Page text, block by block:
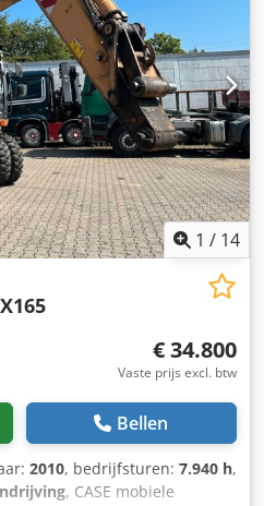
1 / 14
€ 34.800
Vaste prijs excl. btw
Bellen
2010, bedrijfsturen: 7.940 h,
, CASE mobiele